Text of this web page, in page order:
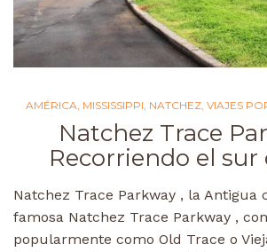
AMÉRICA, MISSISSIPPI, NATCHEZ, VIAJES
Natchez Trace
Recorriendo el sur
Natchez Trace Parkway , la Antigua
famosa Natchez Trace Parkway ,
popularmente como Old Trace o